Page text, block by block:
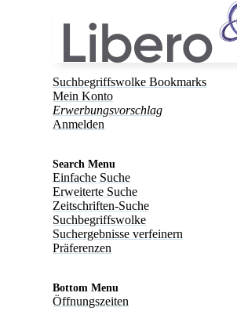
Suchbegriffswolke Bookmarks
Mein Konto
Erwerbungsvorschlag
Anmelden
Search Menu
Einfache Suche
Erweiterte Suche
Zeitschriften-Suche
Suchbegriffswolke
Suchergebnisse verfeinern
Präferenzen
Bottom Menu
Öffnungszeiten